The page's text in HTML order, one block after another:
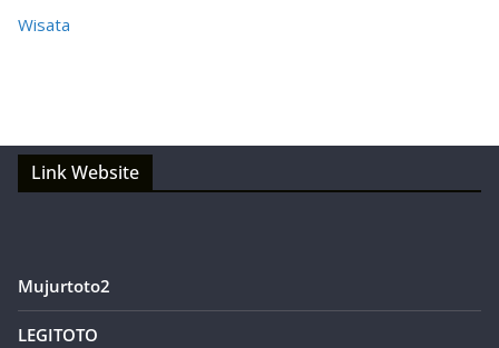
Wisata
Link Website
Mujurtoto2
LEGITOTO